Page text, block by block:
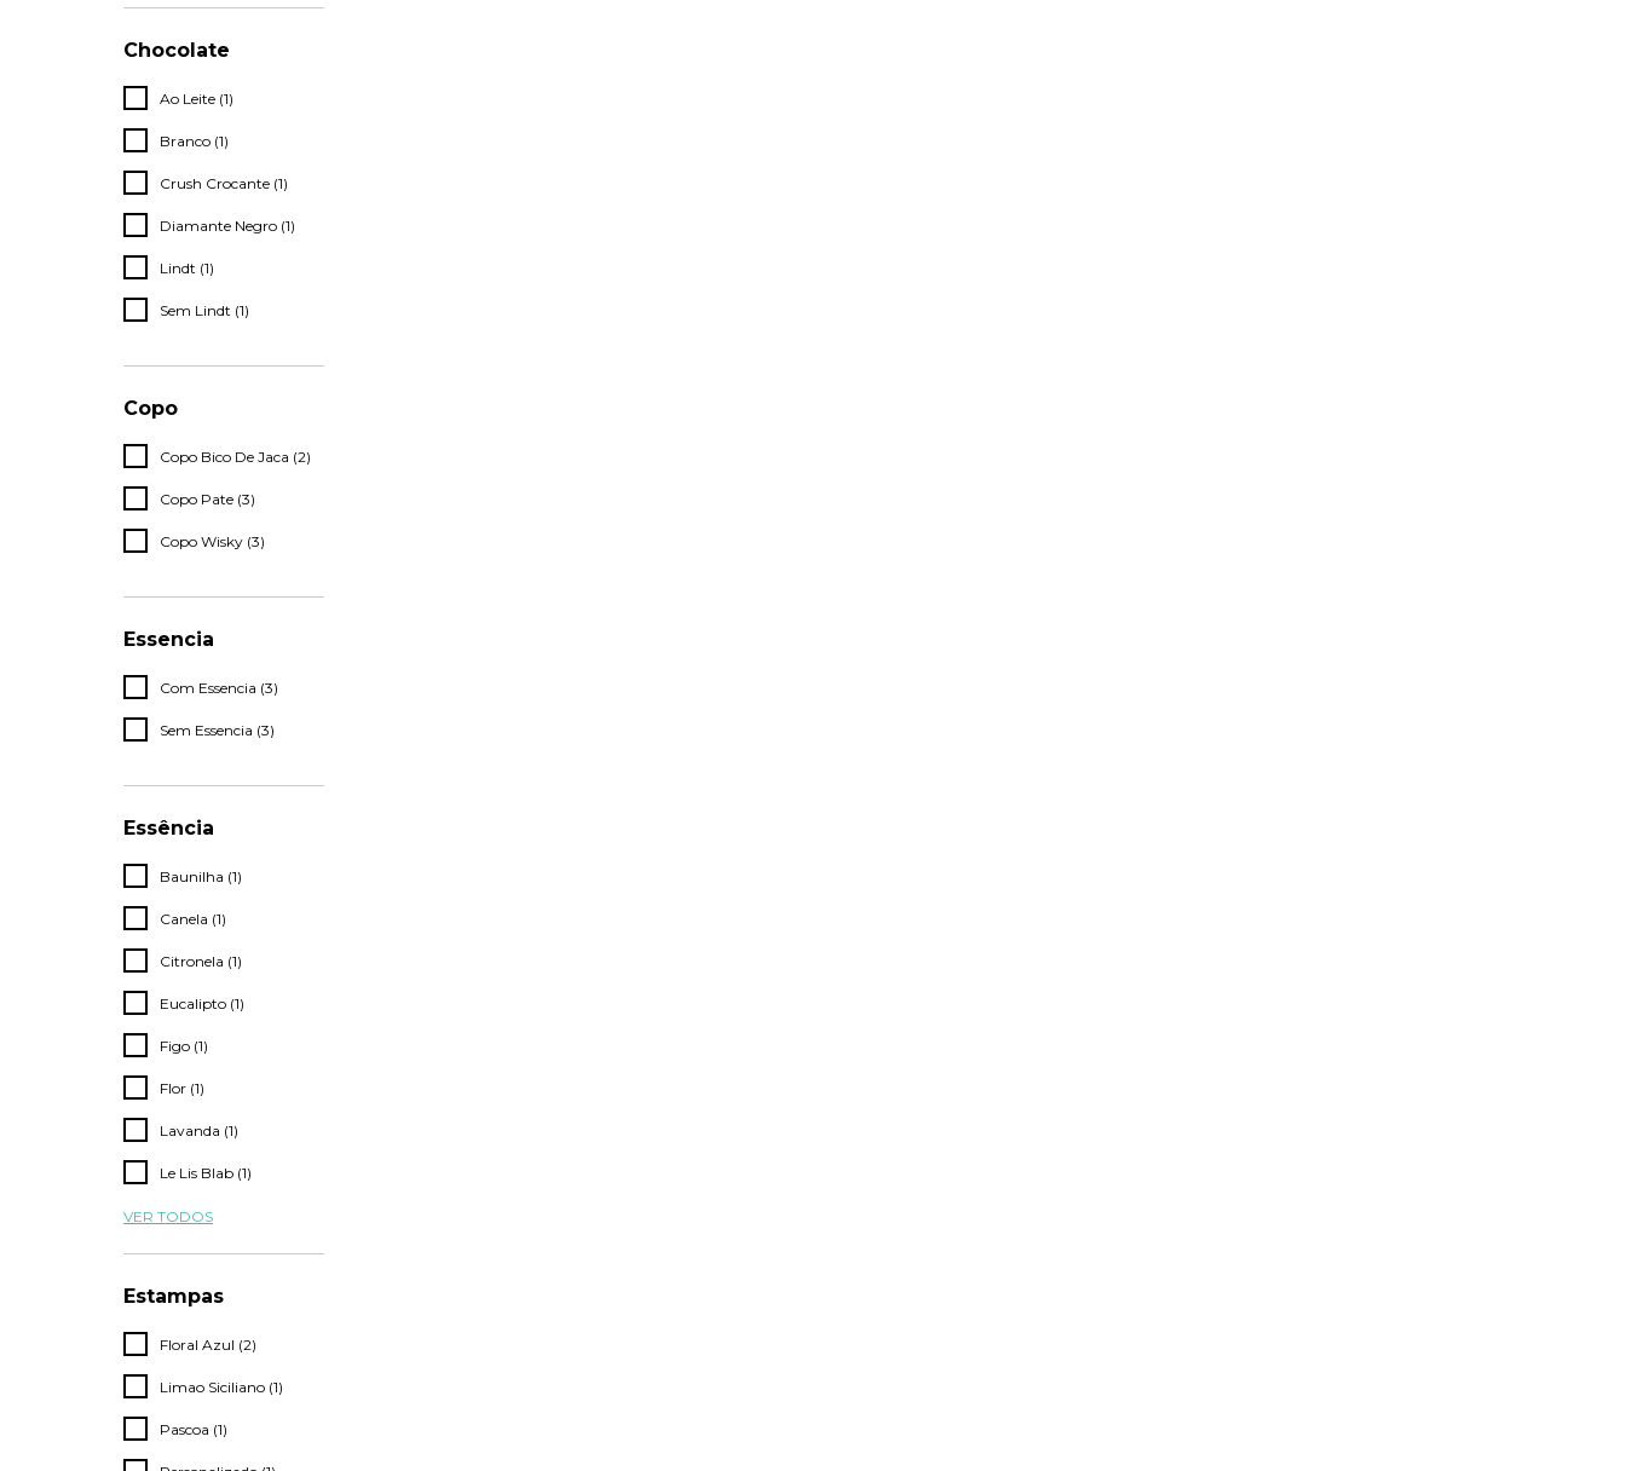
Chocolate
Ao Leite (1)
Branco (1)
Crush Crocante (1)
Diamante Negro (1)
Lindt (1)
Sem Lindt (1)
Copo
Copo Bico De Jaca (2)
Copo Pate (3)
Copo Wisky (3)
Essencia
Com Essencia (3)
Sem Essencia (3)
Essência
Baunilha (1)
Canela (1)
Citronela (1)
Eucalipto (1)
Figo (1)
Flor (1)
Lavanda (1)
Le Lis Blab (1)
VER TODOS
Estampas
Floral Azul (2)
Limao Siciliano (1)
Pascoa (1)